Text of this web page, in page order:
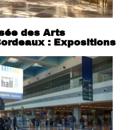
des Arts
: Expositions